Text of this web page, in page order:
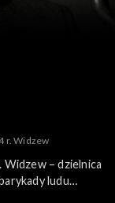
r. Widzew
– dzielnica
ludu
wieku – strajki w